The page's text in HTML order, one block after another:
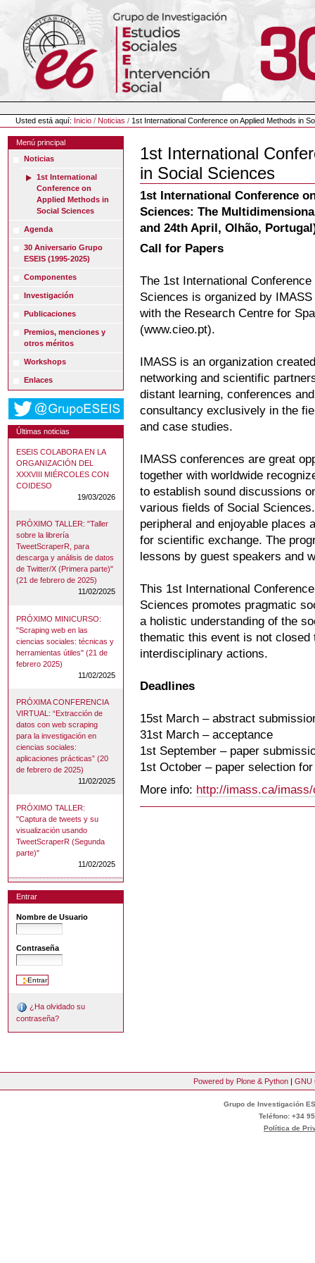
contenido.
navegación
Herramientas
Personales
Usted está aquí: Inicio /Noticias / 1st International Conference on Applied Methods in
Menú principal
Noticias
1st International
Conference on
Applied Methods in
Social Sciences
Agenda
30 Aniversario Grupo
ESEIS (1995-2025)
Componentes
Investigación
Publicaciones
Premios, menciones y
otros méritos
Workshops
Enlaces
Últimas noticias
ESEIS COLABORA EN LA
ORGANIZACIÓN DEL
XXXVIII MIÉRCOLES CON
COIDESO
19/03/2026
PRÓXIMO TALLER: "Taller
sobre la librería
TweetScraperR, para
descarga y análisis de datos
de Twitter/X (Primera parte)"
(21 de febrero de 2025)
11/02/2025
PRÓXIMO MINICURSO:
"Scraping web en las
ciencias sociales: técnicas y
herramientas útiles" (21 de
febrero 2025)
11/02/2025
PRÓXIMA CONFERENCIA
VIRTUAL: “Extracción de
datos con web scraping
para la investigación en
ciencias sociales:
aplicaciones prácticas” (20
de febrero de 2025)
11/02/2025
PRÓXIMO TALLER:
"Captura de tweets y su
visualización usando
TweetScraperR (Segunda
parte)"
11/02/2025
Entrar
Nombre de Usuario
Contraseña
¿Ha olvidado su
contraseña?
1st International
in Social Sciences
1st International Conference
Sciences: The
and 24th April, Olhão,
Call for Papers
The 1st International
Sciences is organized by
with the Research Centre for
(www.cieo.pt).
IMASS is an organization
networking and scientific
distant learning, conferences
consultancy exclusively in the
and case studies.
IMASS conferences are great
together with worldwide
to establish sound discussions
various fields of Social
peripheral and enjoyable places
for scientific exchange. The
lessons by guest speakers and
This 1st International
Sciences promotes pragmatic
a holistic understanding of the
thematic this event is not
interdisciplinary actions.
Deadlines
15st March – abstract
31st March – acceptance
1st September – paper
1st October – paper selection
More info: http://imass.ca/
Powered by Plone & Python | GNU
Grupo de Investigación
Teléfono: +34
Política de